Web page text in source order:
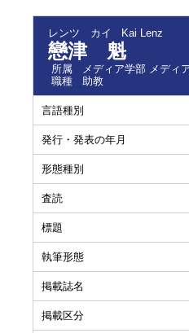
レンツ カイ Kai Lenz
戀津 魁
所属
メディア学部 メディ
職種
助教
言語種別
発行・発表の年月
形態種別
査読
標題
執筆形態
掲載誌名
掲載区分